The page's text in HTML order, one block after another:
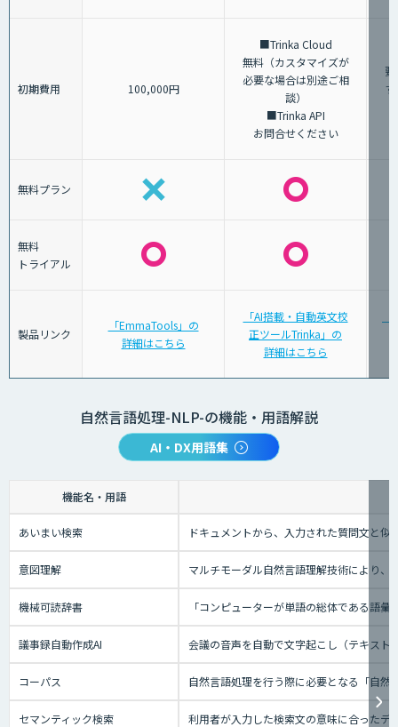
初期費用 100,000円
■Trinka Cloud
無料（カスタマイズが
必要な場合は別途ご相
談）
■Trinka API
お問合せください
無料プラン
無料
トライアル
製品リンク
「EmmaTools」の
詳細はこちら
「AI搭載・自動英文校
正ツールTrinka」の
詳細はこちら
自然言語処理-NLP-の機能・用語解説
AI・DX用語集
機能名・用語
あいまい検索 ドキュメントから、入力された質問文と
意図理解 マルチモーダル自然言語理解技術により、
機械可読辞書 「コンピューターが単語の総体である語
議事録自動作成AI 会議の音声を自動で文字起こし（テキスト
コーパス 自然言語処理を行う際に必要となる「自
セマンティック検索 利用者が入力した検索文の意味に合ったデ